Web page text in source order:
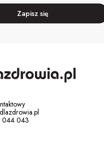
Zapisz się
043